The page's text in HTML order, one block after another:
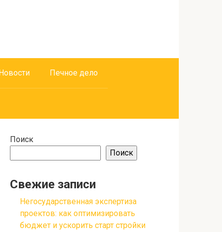
Печное дело
Поиск
Поиск
Свежие записи
Негосударственная экспертиза
проектов: как оптимизировать
бюджет и ускорить старт стройки